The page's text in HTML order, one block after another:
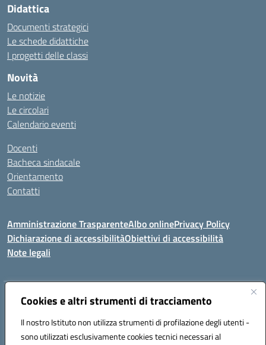
Cookies e altri strumenti di tracciamento
Il nostro Istituto non utilizza strumenti di profilazione degli utenti -
sono utilizzati esclusivamente cookies tecnici necessari al
Didattica
Documenti strategici
Le schede didattiche
I progetti delle classi
Novità
Le notizie
Le circolari
Calendario eventi
Docenti
Bacheca sindacale
Orientamento
Contatti
Amministrazione TrasparenteAlbo onlinePrivacy Policy
Dichiarazione di accessibilitàObiettivi di accessibilità
Note legali
Indirizzo:Viale P. Togliatti snc 67039 Sulmona (AQ)
Posta elettronica certificata (PEC):aqis01900g@pec.istruzione.it